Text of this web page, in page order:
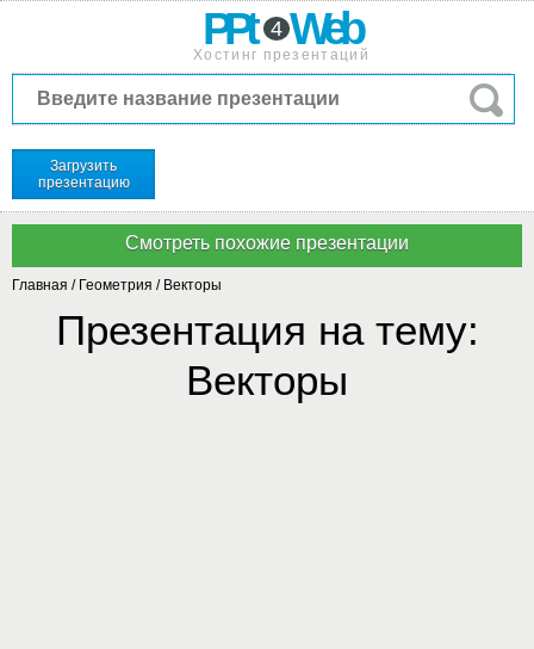
PPt 4 Web
Хостинг презентаций
Загрузить
презентацию
Главная / Геометрия / Векторы
Презентация на тему:
Векторы